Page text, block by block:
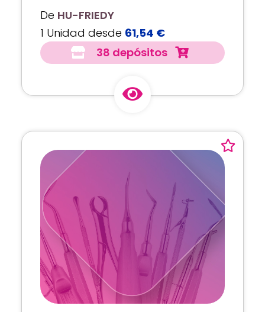
De HU-FRIEDY
1 Unidad desde 61,54 €
38 depósitos